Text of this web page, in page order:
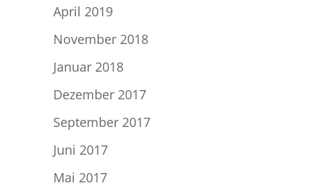
April 2019
November 2018
Januar 2018
Dezember 2017
September 2017
Juni 2017
Mai 2017